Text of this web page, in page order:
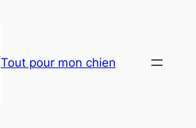
Tout pour mon chien